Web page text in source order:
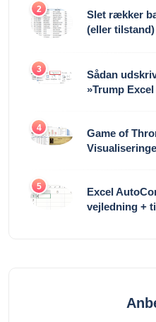
2
Slet rækker
(eller
3
Sådan
»Trump Excel
4
Game of
5
Excel
vejledning +